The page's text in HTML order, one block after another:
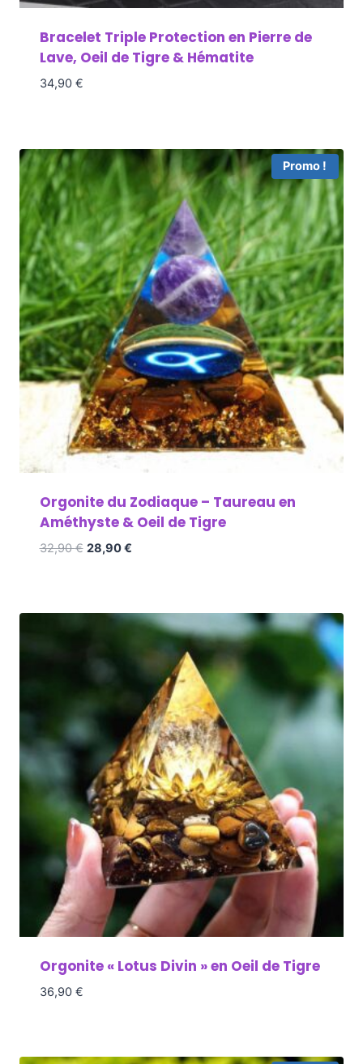
Bracelet Triple Protection en Pierre de
Lave, Oeil de Tigre & Hématite
34,90 €
Promo !
Orgonite du Zodiaque – Taureau en
Améthyste & Oeil de Tigre
32,90€ 28,90€
Orgonite « Lotus Divin » en Oeil de Tigre
36,90 €